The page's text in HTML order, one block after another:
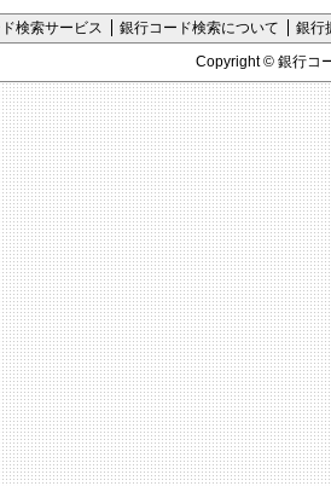
検索サービス 銀行コード検索について
銀行
Copyright © 銀行コ